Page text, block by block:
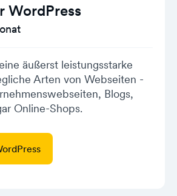
WordPress
äußerst leistungsstarke
Arten von Webseiten -
Blogs,
Online-Shops.